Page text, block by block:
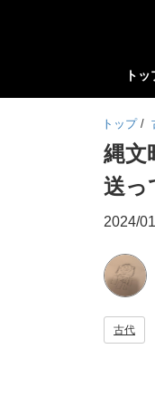
トッ
トップ /
縄文
送っ
2024/
古代